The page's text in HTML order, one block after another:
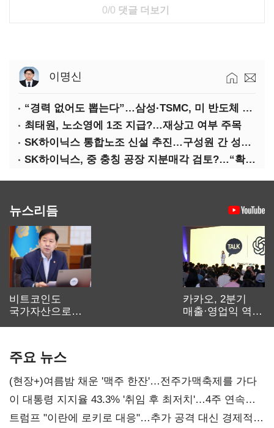
0/0 댓글 더보기
이명신
“경력 없어도 뽑는다”…삼성·TSMC, 미 반도체 인재 쟁탈전
최태원, 노소영에 1조 지급?…재상고 여부 주목
SK하이닉스 통합노조 신설 추진…구성원 간 성과급 불만 확산
SK하이닉스, 중 충칭 공장 지분매각 검토?…“확정된 바 없어”
뉴스리듬
비트코인도
국가자산으로…'
카카오, 2분기
매출·영업익 역대
주요 뉴스
(현장+)여름밤 채운 '맥주 한잔'…전주가맥축제를 가다
이 대통령 지지율 43.3% '취임 후 최저치'…4주 연속
'하락'
트럼프 "이란에 로키로 대응"…추가 공격 대신 경제적